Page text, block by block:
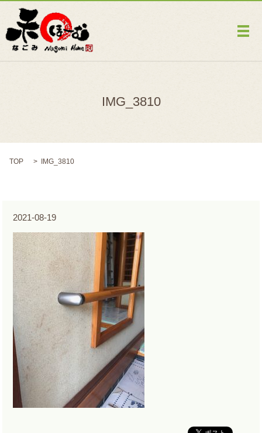
メ
IMG_3810
TOP IMG_3810
2021-08-19